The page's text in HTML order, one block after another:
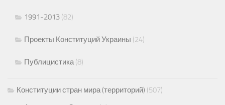
1991-2013 (82)
Проекты Конституций Украины (24)
Публицистика(8)
Конституции стран мира (территорий) (507)